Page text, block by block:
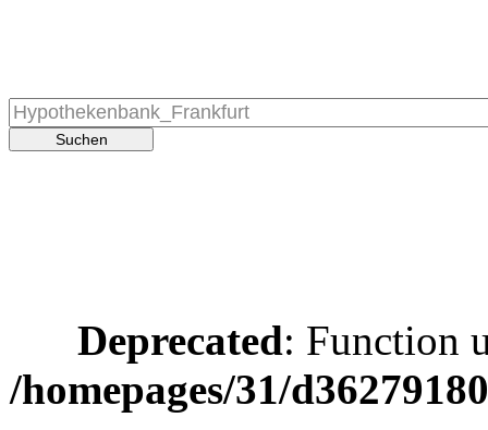
Deprecated: Function
/homepages/31/